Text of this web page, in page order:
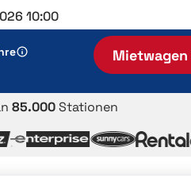
85.000Stationen